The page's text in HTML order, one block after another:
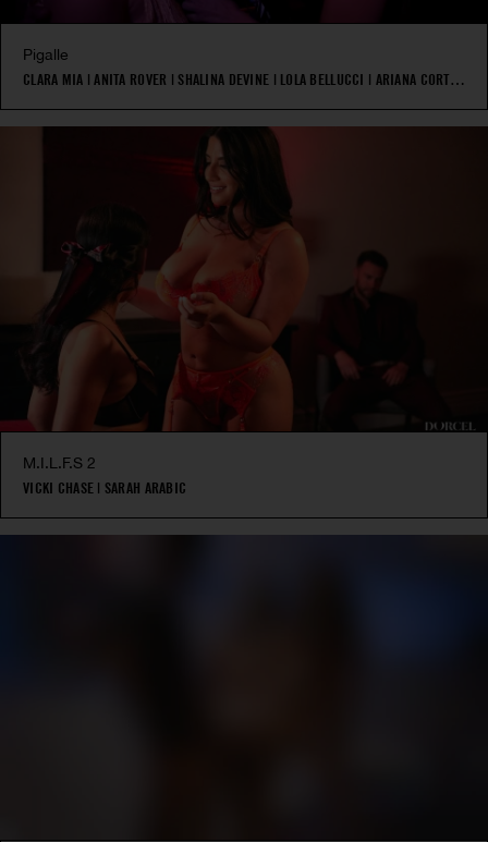
Pigalle
CLARA MIA |ANITA ROVER | SHALINA DEVINE | LOLA BELLUCCI | ARIANA CORTEZ
M.I.L.F.S 2
VICKI CHASE | SARAH ARABIC